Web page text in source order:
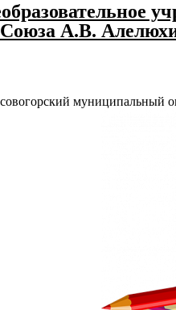
А.В.
муниципальный